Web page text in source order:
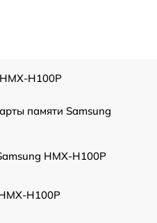
H100P
памяти Samsung
HMX-H100P
H100P